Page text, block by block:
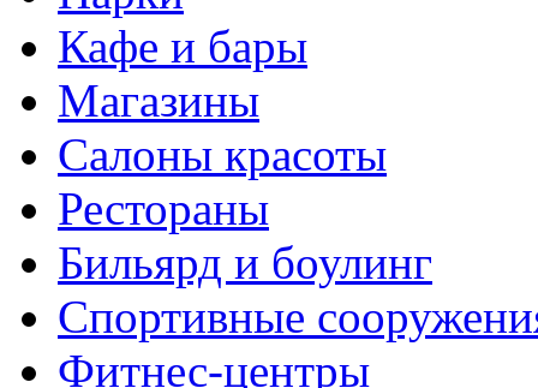
Кафе и бары
Магазины
Салоны красоты
Рестораны
Бильярд и боулинг
Спортивные
Фитнес-центры